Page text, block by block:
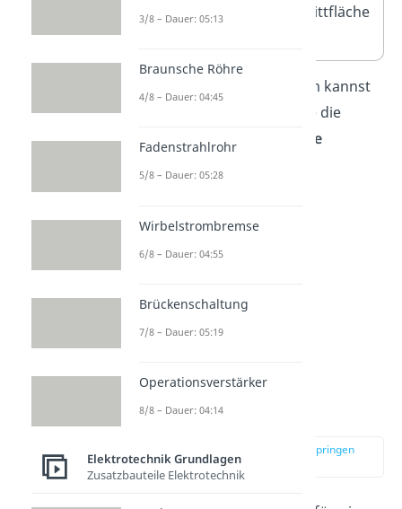
A
Querschnittfläche
Aufgrund der Zylinderform kannst
du für die Fläche der Spule die
Formelfür eine
Kreisfläche
Ringspule
zur Stelle im Video springen
(05:04)
3/8 – Dauer: 05:13
Braunsche Röhre
4/8 – Dauer: 04:45
Fadenstrahlrohr
5/8 – Dauer: 05:28
Wirbelstrombremse
6/8 – Dauer: 04:55
Brückenschaltung
7/8 – Dauer: 05:19
Operationsverstärker
8/8 – Dauer: 04:14
Elektrotechnik Grundlagen
Zusatzbauteile Elektrotechnik